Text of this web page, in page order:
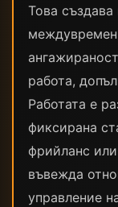
Това
работа,
Работата е
фиксирана
фрийланс
въвежда
управление